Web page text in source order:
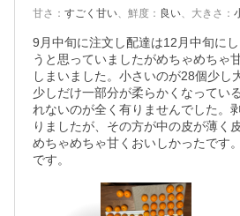
甘さ ： すごく甘い、 鮮度 ： 良い、 大きさ ：
9月中旬に注文し配達は12月中旬に
うと思っていましたがめちゃめちゃ
しまいました。小さいのが28個少し
少しだけ一部分が柔らかくなってい
れないのが全く有りませんでした。
りましたが、その方が中の皮が薄く
めちゃめちゃ甘くおいしかったです
です。